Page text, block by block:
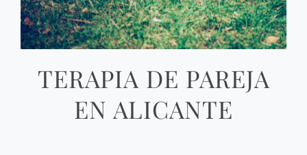
TERAPIA DE PAREJA
EN ALICANTE